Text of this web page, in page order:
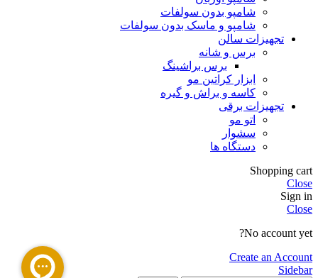
شامپو بدون سولفات
شامپو و ماسک بدون سولفات
تجهیزات سالن
برس و شانه
برس براشینگ
ابزار کراتین مو
کاسه و براش و گیره
تجهیزات برقی
اتو مو
سشوار
دستگاه ها
Shopping cart
Close
Sign in
Close
No account yet?
Create an Account
Sidebar